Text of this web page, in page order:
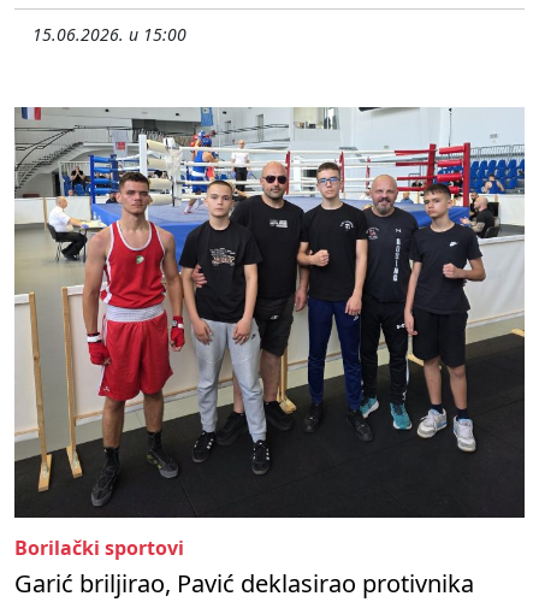
15.06.2026. u 15:00
Borilački sportovi
Garić briljirao, Pavić deklasirao protivnika